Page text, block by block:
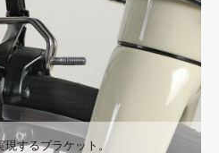
するブラケット。